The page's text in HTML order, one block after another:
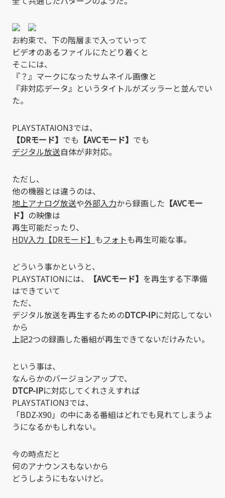
お約束で、下の階層まで入っていって
ビデオのあるファイルにたどり着くと
そこには、
『？』マークになったサムネイル画像と
『非対応データ』というタイトルがズッラーと並んでい
た。
PLAYSTATAION3では、
【DRモード】 でも 【AVCモード】 でも
デジタル放送自体が非対応。
ただし、
他の機器とは違うのは、
地上アナログ放送や外部入力から録画した 【AVCモー
ド】 の映像は
再生可能だったり、
HDV入力【DRモード】 もフォトも再生可能な事。
どういう事かというと、
PLAYSTATIONには、
【AVCモード】 を再生する下準備
はできていて
ただ、
デジタル放送を再生するためのDTCP-IPに対応してない
から
上記2つの録画した番組が再生できてないだけみたい。
という事は、
なんらかのバージョンアップで、
DTCP-IPに対応してくれさえすれば
PLAYSTATION3では、
「BDZ-X90」の中にある番組はどれでも見れてしまうよ
うになるかもしれない。
今の時点だと
何のアナウンスもないから
どうしようにもないけど。